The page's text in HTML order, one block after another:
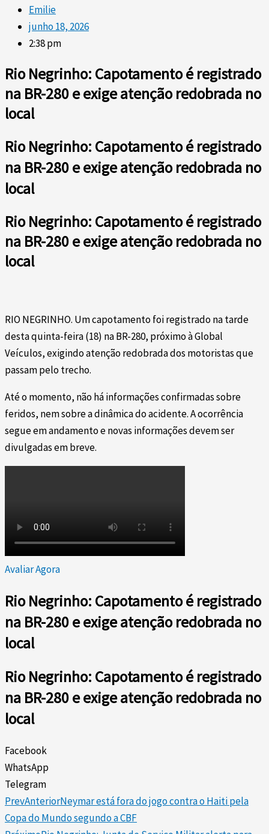
Emilie
junho 18, 2026
2:38 pm
Rio Negrinho: Capotamento é registrado
na BR-280 e exige atenção redobrada no
local
Rio Negrinho: Capotamento é registrado
na BR-280 e exige atenção redobrada no
local
Rio Negrinho: Capotamento é registrado
na BR-280 e exige atenção redobrada no
local
RIO NEGRINHO. Um capotamento foi registrado na tarde
desta quinta-feira (18) na BR-280, próximo à Global
Veículos, exigindo atenção redobrada dos motoristas que
passam pelo trecho.
Até o momento, não há informações confirmadas sobre
feridos, nem sobre a dinâmica do acidente. A ocorrência
segue em andamento e novas informações devem ser
divulgadas em breve.
Avaliar Agora
Rio Negrinho: Capotamento é registrado
na BR-280 e exige atenção redobrada no
local
Rio Negrinho: Capotamento é registrado
na BR-280 e exige atenção redobrada no
local
Facebook
WhatsApp
Telegram
PrevAnteriorNeymar está fora do jogo contra o Haiti pela
Copa do Mundo segundo a CBF